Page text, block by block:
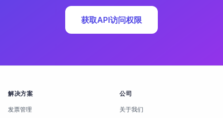
获取API访问权限
解决方案
发票管理
公司
关于我们